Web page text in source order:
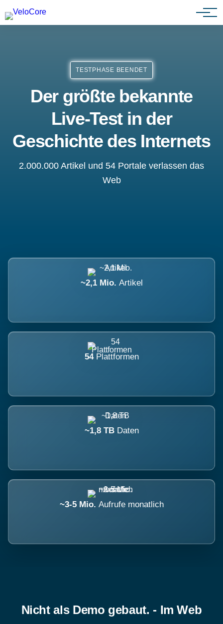
Partnerprogramm
TESTPHASE BEENDET
Der größte bekannte
Live-Test in der
Geschichte des Internets
2.000.000 Artikel und 54 Portale verlassen das
Web
~2,1 Mio. Artikel
54 Plattformen
~1,8 TB Daten
~3-5 Mio. Aufrufe monatlich
Nicht als Demo gebaut. - Im Web